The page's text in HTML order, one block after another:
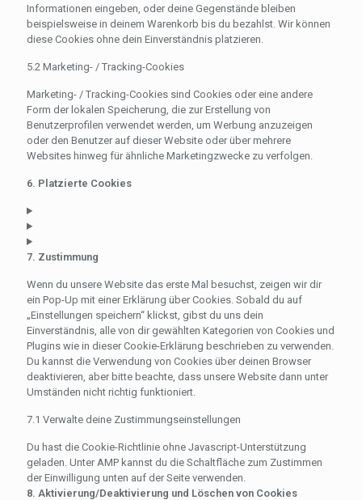
Informationen eingeben, oder deine Gegenstände bleiben
beispielsweise in deinem Warenkorb bis du bezahlst. Wir können
diese Cookies ohne dein Einverständnis platzieren.
5.2 Marketing- / Tracking-Cookies
Marketing- / Tracking-Cookies sind Cookies oder eine andere
Form der lokalen Speicherung, die zur Erstellung von
Benutzerprofilen verwendet werden, um Werbung anzuzeigen
oder den Benutzer auf dieser Website oder über mehrere
Websites hinweg für ähnliche Marketingzwecke zu verfolgen.
6. Platzierte Cookies
7. Zustimmung
Wenn du unsere Website das erste Mal besuchst, zeigen wir dir
ein Pop-Up mit einer Erklärung über Cookies. Sobald du auf
„Einstellungen speichern“ klickst, gibst du uns dein
Einverständnis, alle von dir gewählten Kategorien von Cookies und
Plugins wie in dieser Cookie-Erklärung beschrieben zu verwenden.
Du kannst die Verwendung von Cookies über deinen Browser
deaktivieren, aber bitte beachte, dass unsere Website dann unter
Umständen nicht richtig funktioniert.
7.1 Verwalte deine Zustimmungseinstellungen
Du hast die Cookie-Richtlinie ohne Javascript-Unterstützung
geladen. Unter AMP kannst du die Schaltfläche zum Zustimmen
der Einwilligung unten auf der Seite verwenden.
8. Aktivierung/Deaktivierung und Löschen von Cookies